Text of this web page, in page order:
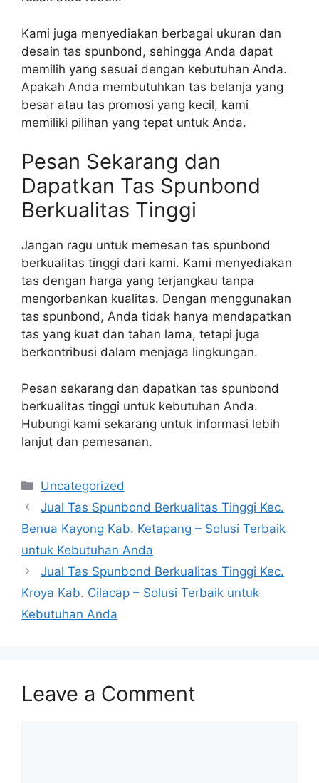
Kami juga menyediakan berbagai ukuran dan
desain tas spunbond, sehingga Anda dapat
memilih yang sesuai dengan kebutuhan Anda.
Apakah Anda membutuhkan tas belanja yang
besar atau tas promosi yang kecil, kami
memiliki pilihan yang tepat untuk Anda.
Pesan Sekarang dan
Dapatkan Tas Spunbond
Berkualitas Tinggi
Jangan ragu untuk memesan tas spunbond
berkualitas tinggi dari kami. Kami menyediakan
tas dengan harga yang terjangkau tanpa
mengorbankan kualitas. Dengan menggunakan
tas spunbond, Anda tidak hanya mendapatkan
tas yang kuat dan tahan lama, tetapi juga
berkontribusi dalam menjaga lingkungan.
Pesan sekarang dan dapatkan tas spunbond
berkualitas tinggi untuk kebutuhan Anda.
Hubungi kami sekarang untuk informasi lebih
lanjut dan pemesanan.
Categories
Uncategorized
Jual Tas Spunbond Berkualitas Tinggi Kec.
Benua Kayong Kab. Ketapang – Solusi Terbaik
untuk Kebutuhan Anda
Jual Tas Spunbond Berkualitas Tinggi Kec.
Kroya Kab. Cilacap – Solusi Terbaik untuk
Kebutuhan Anda
Leave a Comment